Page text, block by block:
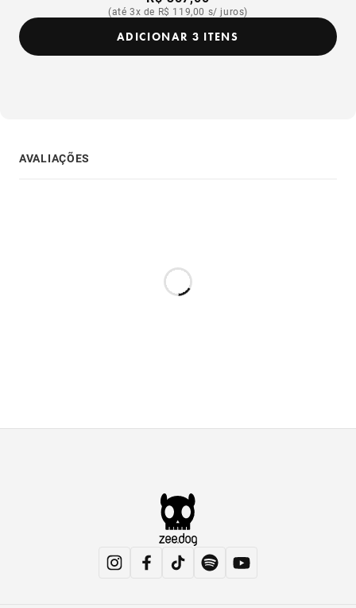
(até 3x de R$ 119,00 s/ juros)
ADICIONAR 3 ITENS
AVALIAÇÕES